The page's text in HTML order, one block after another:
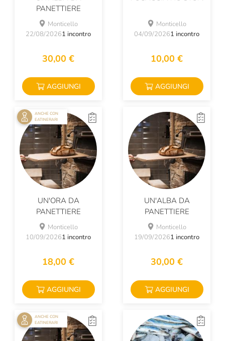
PANETTIERE
Monticello
22/08/20261 incontro
30,00 €
AGGIUNGI
Monticello
04/09/20261 incontro
10,00 €
AGGIUNGI
ANCHE CON
EATINERARI
UN'ORA DA
PANETTIERE
Monticello
10/09/20261 incontro
18,00 €
AGGIUNGI
UN'ALBA DA
PANETTIERE
Monticello
19/09/20261 incontro
30,00 €
AGGIUNGI
ANCHE CON
EATINERARI